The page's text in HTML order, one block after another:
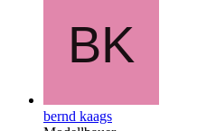
bernd kaags